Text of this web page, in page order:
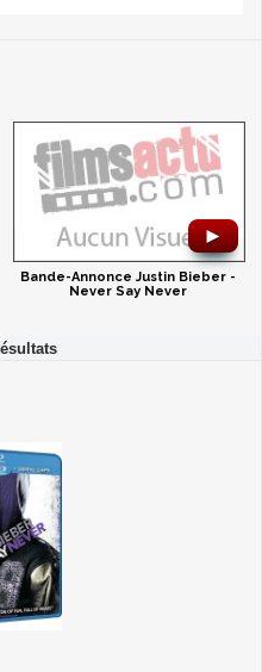
►
Bande-Annonce Justin Bieber -
Never Say Never